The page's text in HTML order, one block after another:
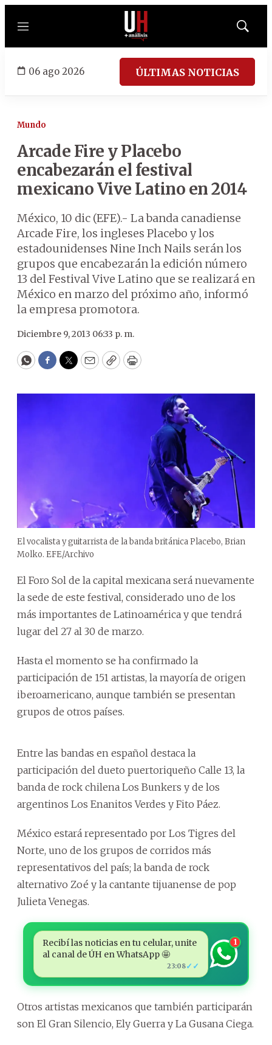
Menú
Mostrar
06 ago 2026 ÚLTIMAS NOTICIAS
Mundo
Arcade Fire y Placebo
encabezarán el festival
mexicano Vive Latino en 2014
México, 10 dic (EFE).- La banda canadiense
Arcade Fire, los ingleses Placebo y los
estadounidenses Nine Inch Nails serán los
grupos que encabezarán la edición número
13 del Festival Vive Latino que se realizará en
México en marzo del próximo año, informó
la empresa promotora.
Diciembre 9, 2013 06:33 p. m.
WhatsApp
Facebook
Twitter
EmailCopyPrint
El vocalista y guitarrista de la banda británica Placebo, Brian
Molko. EFE/Archivo
El Foro Sol de la capital mexicana será nuevamente
la sede de este festival, considerado uno de los
más importantes de Latinoamérica y que tendrá
lugar del 27 al 30 de marzo.
Hasta el momento se ha confirmado la
participación de 151 artistas, la mayoría de origen
iberoamericano, aunque también se presentan
grupos de otros países.
Entre las bandas en español destaca la
participación del dueto puertoriqueño Calle 13, la
banda de rock chilena Los Bunkers y de los
argentinos Los Enanitos Verdes y Fito Páez.
México estará representado por Los Tigres del
Norte, uno de los grupos de corridos más
representativos del país; la banda de rock
alternativo Zoé y la cantante tijuanense de pop
Julieta Venegas.
Recibí las noticias en tu celular, unite
al canal de ÚH en WhatsApp 🤩
23:08✓✓
1
Otros artistas mexicanos que también participarán
son El Gran Silencio, Ely Guerra y La Gusana Ciega.